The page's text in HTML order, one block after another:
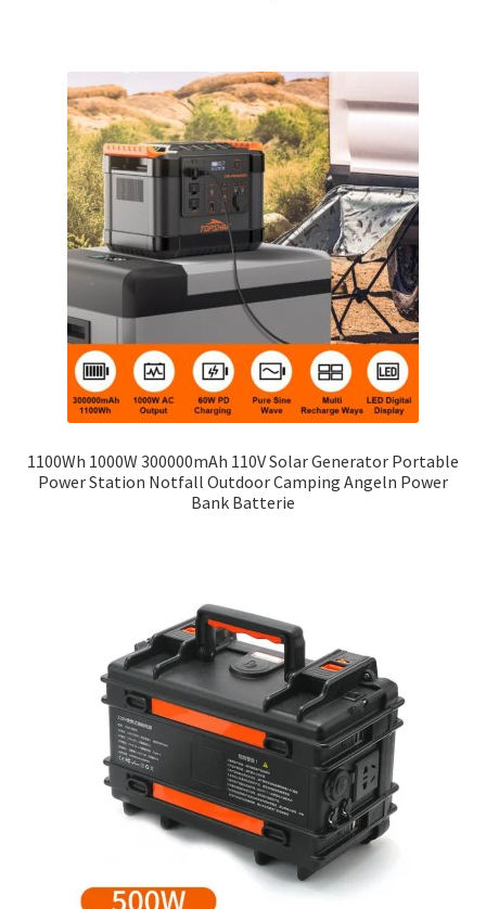
1100Wh 1000W 300000mAh 110V Solar Generator Portable
Power Station Notfall Outdoor Camping Angeln Power
Bank Batterie